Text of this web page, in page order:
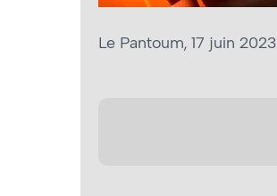
Le Pantoum, 17 juin 2023